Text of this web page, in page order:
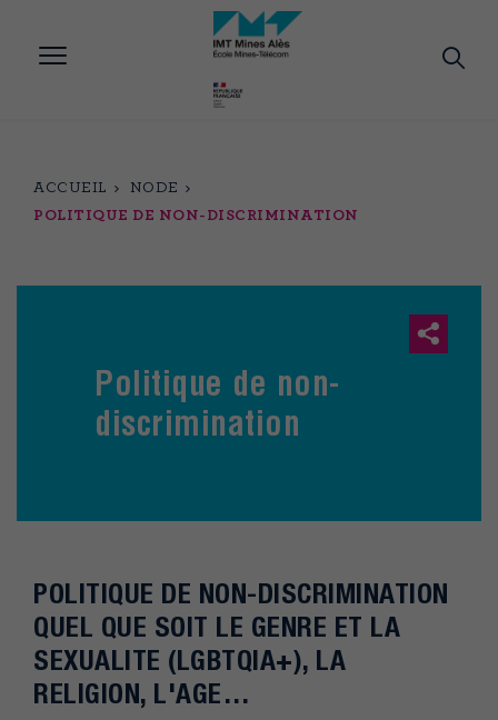
contenu
ACCUEIL
NODE
POLITIQUE DE NON-DISCRIMINATION
Politique de non-
discrimination
POLITIQUE DE NON-DISCRIMINATION
QUEL QUE SOIT LE GENRE ET LA
SEXUALITE (LGBTQIA+), LA
RELIGION, L'AGE…